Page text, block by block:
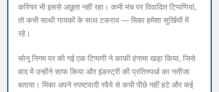
करियर भी इससे अछूता नहीं रहा। कभी मंच पर विवादित टिप्पणियां,
तो कभी साथी गायकों के साथ टकराव — मिका हमेशा सुर्खियों में
रहे।
सोनू निगम पर की गई एक टिप्पणी ने काफी हंगामा खड़ा किया, जिसे
बाद में उन्होंने साफ किया और इंडस्ट्री की प्रतिस्पर्धा का नतीजा
बताया। मिका अपने स्पष्टवादी रवैये से कभी पीछे नहीं हटे और कई